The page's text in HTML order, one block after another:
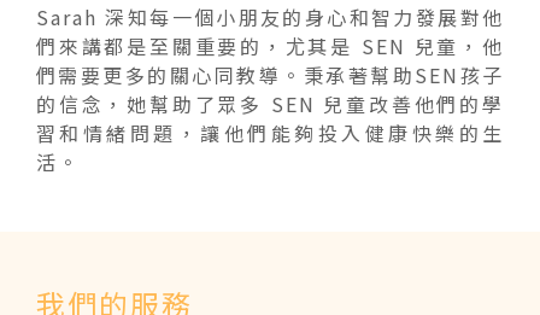
Sarah 深知每一個小朋友的身心和智力發展對他
們來講都是至關重要的，尤其是 SEN 兒童，他
們需要更多的關心同教導。秉承著幫助SEN孩子
的信念，她幫助了眾多 SEN 兒童改善他們的學
習和情緒問題，讓他們能夠投入健康快樂的生
活。
我們的服務